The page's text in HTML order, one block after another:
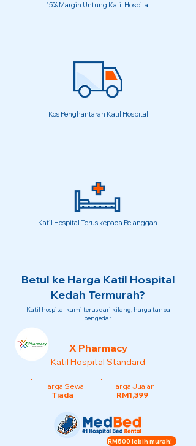
15% Margin Untung Katil Hospital
Kos Penghantaran Katil Hospital
Katil Hospital Terus kepada Pelanggan
Betul ke Harga Katil Hospital
Kedah Termurah?
Katil hospital kami terus dari kilang, harga tanpa
pengedar.
X Pharmacy
Katil Hospital Standard
Harga Sewa
Tiada
Harga Jualan
RM1,399
RM500 lebih murah!